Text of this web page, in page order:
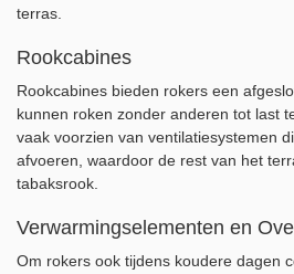
terras.
Rookcabines
Rookcabines bieden rokers een
kunnen roken zonder anderen tot last
vaak voorzien van ventilatiesystemen
afvoeren, waardoor de rest van het
tabaksrook.
Verwarmingselementen en
Om rokers ook tijdens koudere dagen